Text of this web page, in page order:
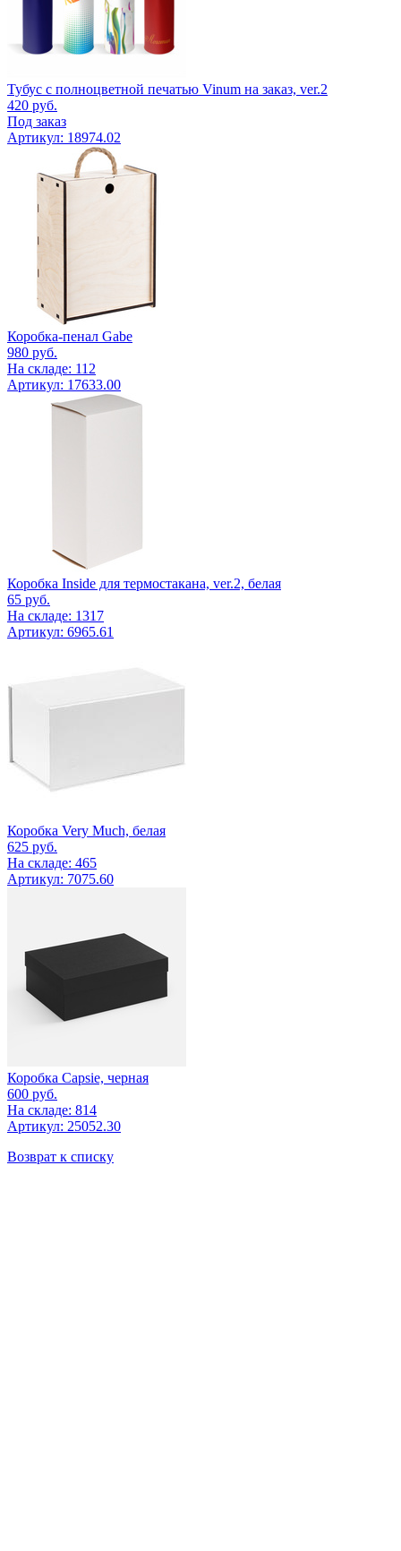
Тубус с полноцветной печатью Vinum на заказ, ver.2
420 руб.
Под заказ
Артикул: 18974.02
Коробка-пенал Gabe
980 руб.
На складе: 112
Артикул: 17633.00
Коробка Inside для термостакана, ver.2, белая
65 руб.
На складе: 1317
Артикул: 6965.61
Коробка Very Much, белая
625 руб.
На складе: 465
Артикул: 7075.60
Коробка Capsie, черная
600 руб.
На складе: 814
Артикул: 25052.30
Возврат к списку